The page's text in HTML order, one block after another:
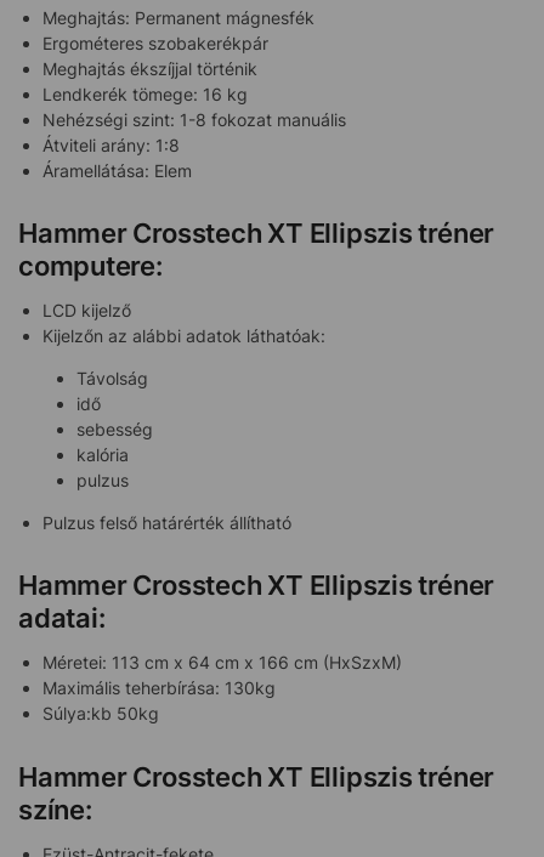
Meghajtás: Permanent mágnesfék
Ergométeres szobakerékpár
Meghajtás ékszíjjal történik
Lendkerék tömege: 16 kg
Nehézségi szint: 1-8 fokozat manuális
Átviteli arány: 1:8
Áramellátása: Elem
Hammer Crosstech XT Ellipszis tréner
computere:
LCD kijelző
Kijelzőn az alábbi adatok láthatóak:
Távolság
idő
sebesség
kalória
pulzus
Pulzus felső határérték állítható
Hammer Crosstech XT Ellipszis tréner
adatai:
Méretei: 113 cm x 64 cm x 166 cm (HxSzxM)
Maximális teherbírása: 130kg
Súlya:kb 50kg
Hammer Crosstech XT Ellipszis tréner
színe: